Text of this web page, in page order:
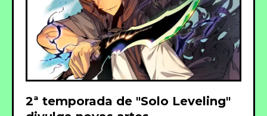
2ª temporada de "Solo Leveling"